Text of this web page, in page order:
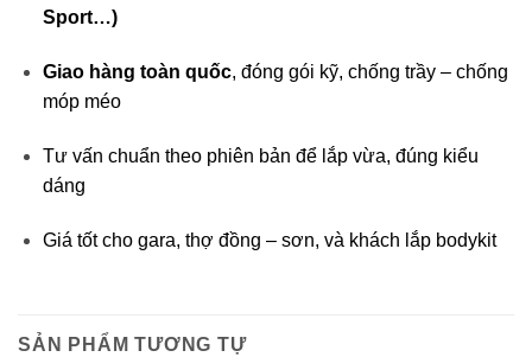
Sport…)
Giao hàng toàn quốc, đóng gói kỹ, chống trầy – chống
móp méo
Tư vấn chuẩn theo phiên bản để lắp vừa, đúng kiểu
dáng
Giá tốt cho gara, thợ đồng – sơn, và khách lắp bodykit
SẢN PHẨM TƯƠNG TỰ